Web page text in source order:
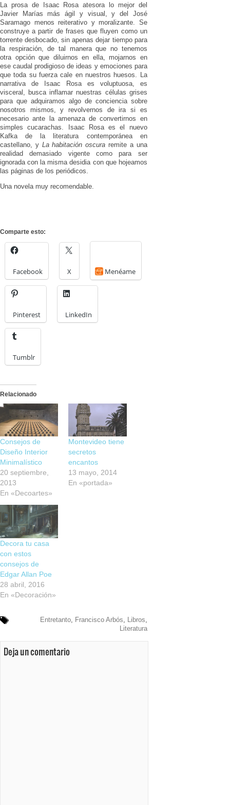
La prosa de Isaac Rosa atesora lo mejor del
Javier Marías más ágil y visual, y del José
Saramago menos reiterativo y moralizante. Se
construye a partir de frases que fluyen como un
torrente desbocado, sin apenas dejar tiempo para
la respiración, de tal manera que no tenemos
otra opción que diluirnos en ella, mojarnos en
ese caudal prodigioso de ideas y emociones para
que toda su fuerza cale en nuestros huesos. La
narrativa de Isaac Rosa es voluptuosa, es
visceral, busca inflamar nuestras células grises
para que adquiramos algo de conciencia sobre
nosotros mismos, y revolvernos de ira si es
necesario ante la amenaza de convertirnos en
simples cucarachas. Isaac Rosa es el nuevo
Kafka de la literatura contemporánea en
castellano, y La habitación oscura remite a una
realidad demasiado vigente como para ser
ignorada con la misma desidia con que hojeamos
las páginas de los periódicos.
Una novela muy recomendable.
Comparte esto:
Facebook X Menéame
Pinterest LinkedIn
Tumblr
Relacionado
Consejos de
Diseño Interior
Minimalístico
20 septiembre,
2013
En «Decoartes»
Montevideo tiene
secretos
encantos
13 mayo, 2014
En «portada»
Decora tu casa
con estos
consejos de
Edgar Allan Poe
28 abril, 2016
En «Decoración»
Entretanto, Francisco Arbós, Libros,
Literatura
Deja un comentario